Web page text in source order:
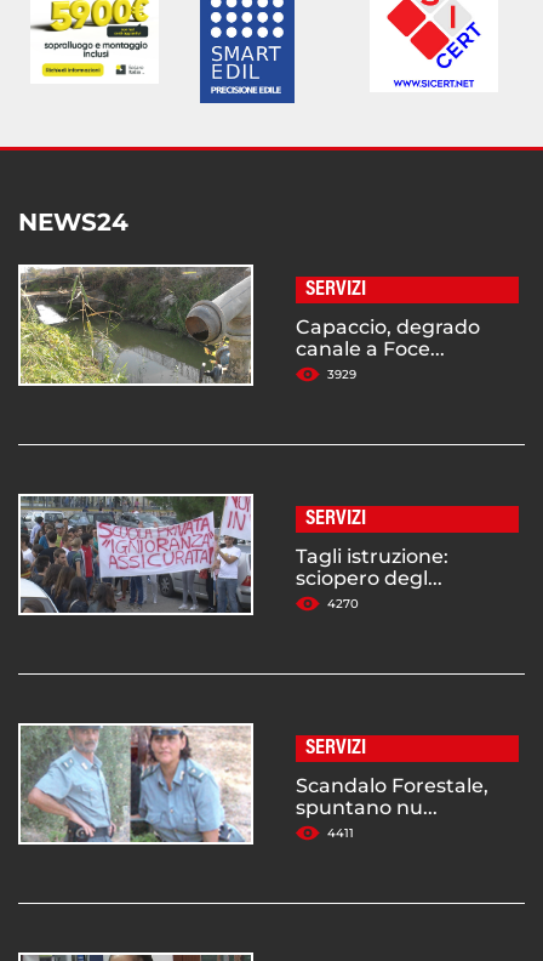
NEWS24
SERVIZI
Capaccio, degrado
canale a Foce...
3929
SERVIZI
Tagli istruzione:
sciopero degl...
4270
SERVIZI
Scandalo Forestale,
spuntano nu...
4411